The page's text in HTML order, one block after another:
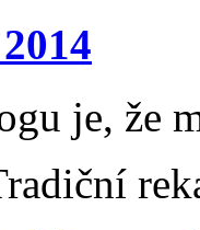
je, že